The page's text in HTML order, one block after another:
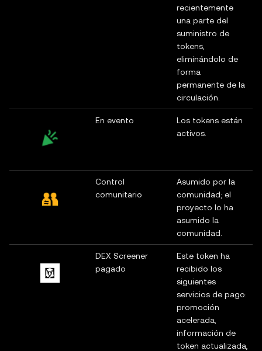
recientemente
una parte del
suministro de
tokens,
eliminándolo de
forma
permanente de la
circulación.
En evento
Los tokens están
activos.
Control
comunitario
Asumido por la
comunidad; el
proyecto lo ha
asumido la
comunidad.
DEX Screener
pagado
Este token ha
recibido los
siguientes
servicios de pago:
promoción
acelerada,
información de
token actualizada,